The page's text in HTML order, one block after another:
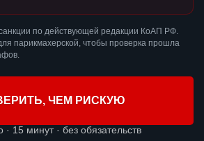
по действующей редакции КоАП РФ.
парикмахерской, чтобы проверка прошла
ЧЕМ РИСКУЮ
· 15 минут · без обязательств